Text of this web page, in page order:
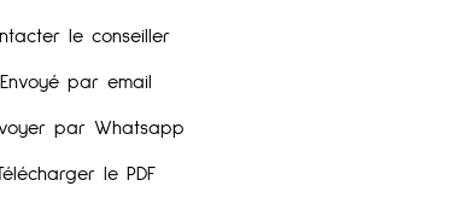
le conseiller
par email
par Whatsapp
le PDF